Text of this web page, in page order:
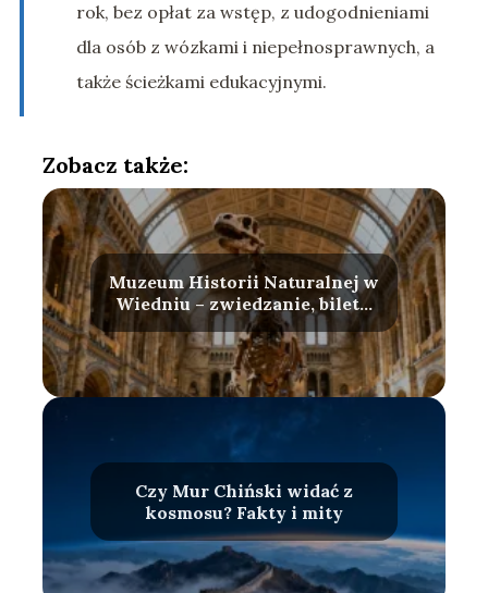
rok, bez opłat za wstęp, z udogodnieniami
dla osób z wózkami i niepełnosprawnych, a
także ścieżkami edukacyjnymi.
Zobacz także:
Muzeum Historii Naturalnej w
Wiedniu – zwiedzanie, bilety,
atrakcje
Czy Mur Chiński widać z
kosmosu? Fakty i mity